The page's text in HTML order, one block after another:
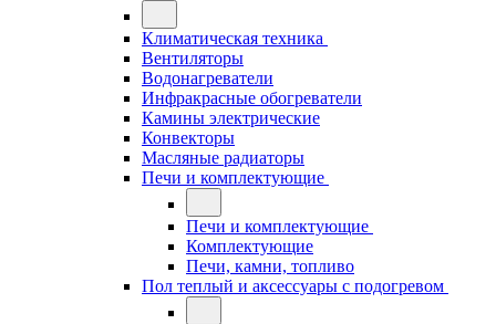
Климатическая техника
Вентиляторы
Водонагреватели
Инфракрасные обогреватели
Камины электрические
Конвекторы
Масляные радиаторы
Печи и комплектующие
Печи и комплектующие
Комплектующие
Печи, камни, топливо
Пол теплый и аксессуары с подогревом